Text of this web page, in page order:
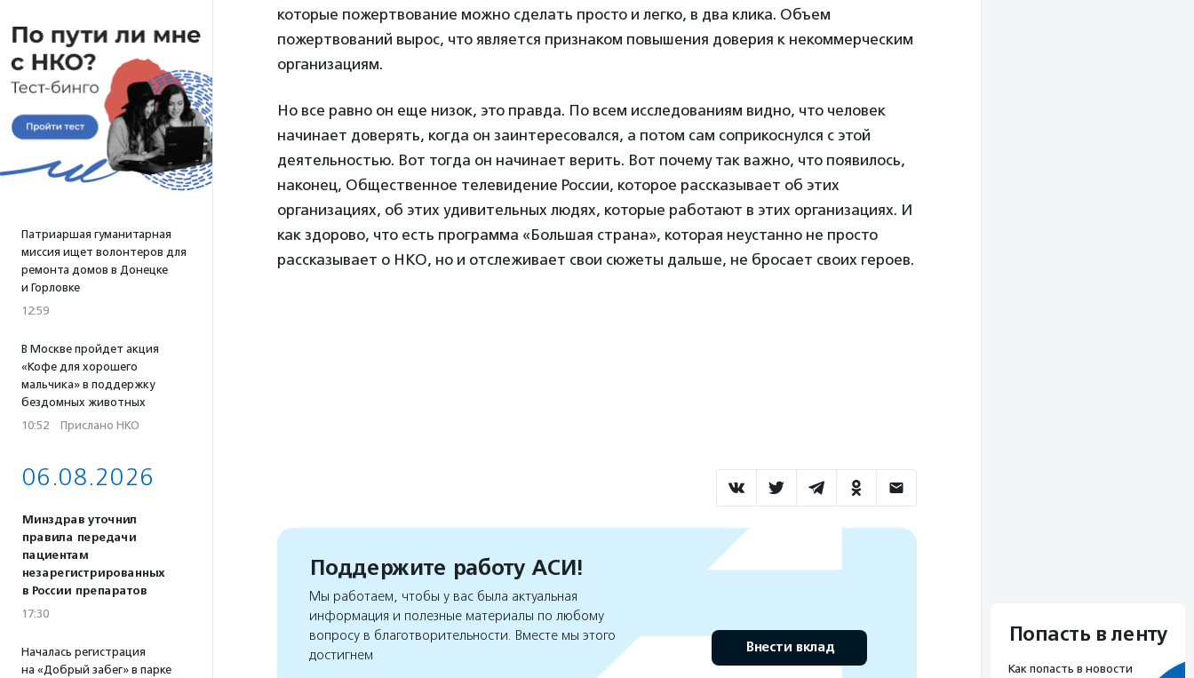
Патриаршая гуманитарная
миссия ищет волонтеров для
ремонта домов в Донецке
и Горловке
12:59
В Москве пройдет акция
«Кофе для хорошего
мальчика» в поддержку
бездомных животных
10:52 · Прислано НКО
06.08.2026
Минздрав уточнил
правила передачи
пациентам
незарегистрированных
в России препаратов
17:30
Началась регистрация
на «Добрый забег» в парке
которые пожертвование можно сделать просто и легко, в два клика. Объем
пожертвований вырос, что является признаком повышения доверия к некоммерческим
организациям.
Но все равно он еще низок, это правда. По всем исследованиям видно, что человек
начинает доверять, когда он заинтересовался, а потом сам соприкоснулся с этой
деятельностью. Вот тогда он начинает верить. Вот почему так важно, что появилось,
наконец, Общественное телевидение России, которое рассказывает об этих
организациях, об этих удивительных людях, которые работают в этих организациях. И
как здорово, что есть программа «Большая страна», которая неустанно не просто
рассказывает о НКО, но и отслеживает свои сюжеты дальше, не бросает своих героев.
Поддержите работу АСИ!
Мы работаем, чтобы у вас была актуальная
информация и полезные материалы по любому
вопросу в благотворительности. Вместе мы этого
достигнем
Внести вклад
Попасть в ленту
Как попасть в новости